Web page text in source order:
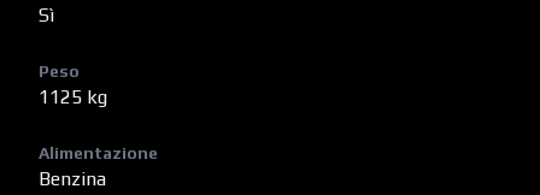
Sì
Peso
1125 kg
Alimentazione
Benzina